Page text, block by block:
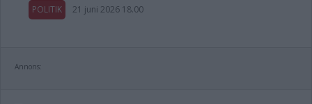
POLITIK 21 juni 2026 18.00
Annons: